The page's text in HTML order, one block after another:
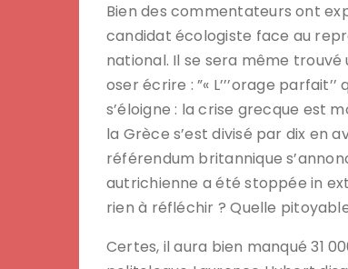
Bien des commentateurs ont
candidat écologiste face au
national. Il se sera même trouvé
oser écrire : ”« L’’’orage
s’éloigne : la crise grecque est
la Grèce s’est divisé par dix en
référendum britannique
autrichienne a été stoppée in
rien à réfléchir ? Quelle
Certes, il aura bien manqué 31